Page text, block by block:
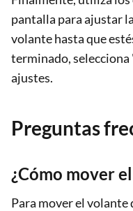
pantalla para ajustar
volante hasta que
terminado,
ajustes.
Preguntas
¿Cómo mover
Para mover el volante